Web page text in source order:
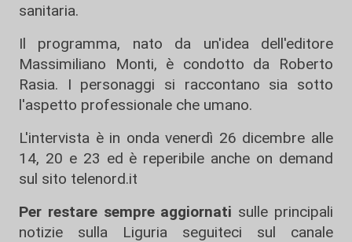
sanitaria.
Il programma, nato da un'idea dell'editore
Massimiliano Monti, è condotto da Roberto
Rasia. I personaggi si raccontano sia sotto
l'aspetto professionale che umano.
L'intervista è in onda venerdì 26 dicembre alle
14, 20 e 23 ed è reperibile anche on demand
sul sito telenord.it
Per restare sempre aggiornati sulle principali
notizie sulla Liguria seguiteci sul canale